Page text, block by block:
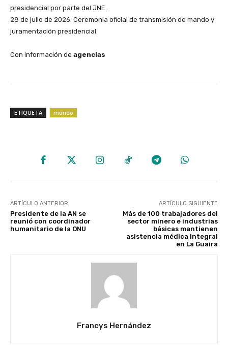
presidencial por parte del JNE.
​28 de julio de 2026: Ceremonia oficial de transmisión de mando y
juramentación presidencial.
Con información de agencias
ETIQUETA mundo
ARTÍCULO ANTERIOR
Presidente de la AN se
reunió con coordinador
humanitario de la ONU
ARTÍCULO SIGUIENTE
Más de 100 trabajadores del
sector minero e industrias
básicas mantienen
asistencia médica integral
en La Guaira
Francys Hernández